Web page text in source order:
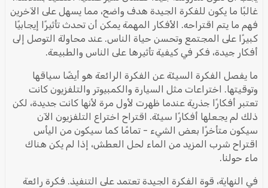
غالبًا ما يكون للفكرة الجيدة هدف واضح، مما يسهل على الآخرين
فهم ما يتم اقتراحه. الأفكار المهمة يمكن أن تحدث تأثيرًا إيجابيًا
كبيرًا على المجتمع وتحسن حياة الناس. عند محاولة التوصل إلى
أفكار جيدة، فكر في كيفية تأثيرها على الناس والطبيعة.
ما يفصل الفكرة السيئة عن الفكرة الرائعة هو أيضًا سياقها
وتوقيتها. اختراعات مثل السيارة والكمبيوتر والتلفزيون كانت
تعتبر أفكارًا جذرية عندما ظهرت لأول مرة لأنها كانت جديدة، لكن
ذلك لم يجعلها أفكارًا سيئة. اقتراح اختراع التلفزيون الآن
سيكون متأخرًا بعض الشيء - تمامًا كما سيكون من اليأس
اقتراح شرب المزيد من الماء لحل العطش، إذا لم يكن هناك
ماء حولنا.
في النهاية، قوة الفكرة الجيدة تعتمد على التنفيذ. فكرة رائعة